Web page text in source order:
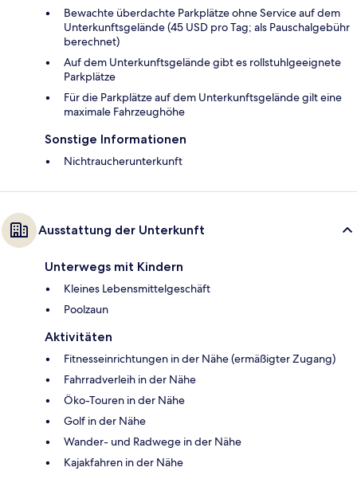
Bewachte überdachte Parkplätze ohne Service auf dem
Unterkunftsgelände (45 USD pro Tag; als Pauschalgebühr
berechnet)
Auf dem Unterkunftsgelände gibt es rollstuhlgeeignete
Parkplätze
Für die Parkplätze auf dem Unterkunftsgelände gilt eine
maximale Fahrzeughöhe
Sonstige Informationen
Nichtraucherunterkunft
Ausstattung der Unterkunft
Unterwegs mit Kindern
Kleines Lebensmittelgeschäft
Poolzaun
Aktivitäten
Fitnesseinrichtungen in der Nähe (ermäßigter Zugang)
Fahrradverleih in der Nähe
Öko-Touren in der Nähe
Golf in der Nähe
Wander- und Radwege in der Nähe
Kajakfahren in der Nähe